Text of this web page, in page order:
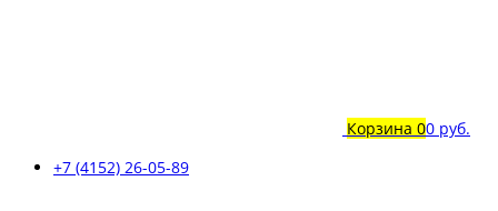
Корзина 00 руб.
+7 (4152) 26-05-89